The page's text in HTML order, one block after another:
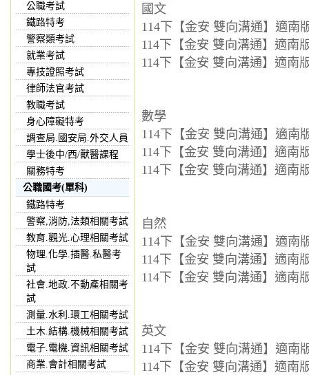
公職考試
鐵路特考
警察類考試
就業考試
專技證照考試
律師法官考試
教職考試
身心障礙特考
調查局.國安局.外交人員
學士後中/西/獸醫課程
關務特考
公職國考(單科)
鐵路特考
警察,消防,法類相關考試
教育.觀光.心理相關考試
物理.化學.插醫.私醫考
試
社會.地政.不動產相關考
試
測量.水利.環工相關考試
土木.結構.機械相關考試
電子.電機.資訊相關考試
商業.會計相關考試
國文
114下【金安 雙向溝通】適南
114下【金安 雙向溝通】適南
114下【金安 雙向溝通】適南
數學
114下【金安 雙向溝通】適南
114下【金安 雙向溝通】適南
114下【金安 雙向溝通】適南
自然
114下【金安 雙向溝通】適南
114下【金安 雙向溝通】適南
114下【金安 雙向溝通】適南
英文
114下【金安 雙向溝通】適南
114下【金安 雙向溝通】適南